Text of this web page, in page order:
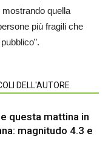
quella
più fragili che
DELL'AUTORE
questa mattina in
magnitudo 4.3 e